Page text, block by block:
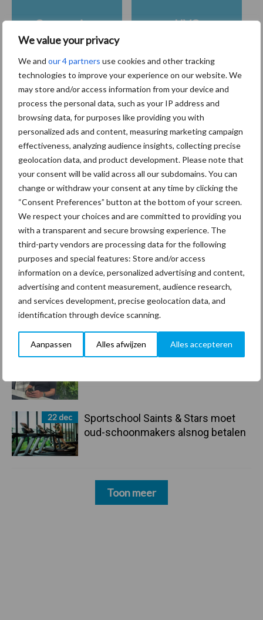
We value your privacy
We and our 4 partners use cookies and other tracking
technologies to improve your experience on our website. We
may store and/or access information from your device and
process the personal data, such as your IP address and
browsing data, for purposes like providing you with
personalized ads and content, measuring marketing campaign
effectiveness, analyzing audience insights, collecting precise
geolocation data, and product development. Please note that
your consent will be valid across all our subdomains. You can
change or withdraw your consent at any time by clicking the
“Consent Preferences” button at the bottom of your screen.
We respect your choices and are committed to providing you
with a transparent and secure browsing experience. The
third-party vendors are processing data for the following
purposes and special features: Store and/or access
information on a device, personalized advertising and content,
advertising and content measurement, audience research,
and services development, precise geolocation data, and
identification through device scanning.
Aanpassen Alles afwijzen Alles accepteren
Primaire
Sidebar
Recent nieuws Partner nieuws
30 dec
Hervorming flexibele
arbeidscontracten kent mitsen en
maren
29 dec
Freddy van de Ridder Cleaners:
“Glazenwassen zit in m’n bloed,
maar innoveren is mijn toekomst”
24 dec
Friendship Sports Centre maakt
vrienden voor het leven
22 dec
Sportschool Saints & Stars moet
oud-schoonmakers alsnog betalen
Toon meer
Coronavirus UVC
Toon meer